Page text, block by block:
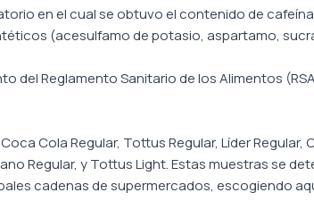
en el cual se obtuvo el contenido de
(acesulfamo de potasio, aspartamo,
del Reglamento Sanitario de los Alimentos
Cola Regular, Tottus Regular, Líder
Regular, y Tottus Light. Estas muestras se
cadenas de supermercados, escogiendo